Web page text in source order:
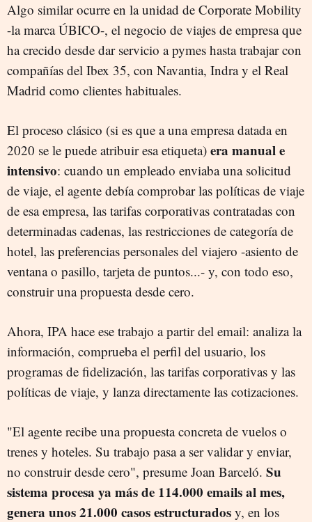
Algo similar ocurre en la unidad de Corporate Mobility
-la marca ÚBICO-, el negocio de viajes de empresa que
ha crecido desde dar servicio a pymes hasta trabajar con
compañías del Ibex 35, con Navantia, Indra y el Real
Madrid como clientes habituales.
El proceso clásico (si es que a una empresa datada en
2020 se le puede atribuir esa etiqueta) era manual e
intensivo: cuando un empleado enviaba una solicitud
de viaje, el agente debía comprobar las políticas de viaje
de esa empresa, las tarifas corporativas contratadas con
determinadas cadenas, las restricciones de categoría de
hotel, las preferencias personales del viajero -asiento de
ventana o pasillo, tarjeta de puntos...- y, con todo eso,
construir una propuesta desde cero.
Ahora, IPA hace ese trabajo a partir del email: analiza la
información, comprueba el perfil del usuario, los
programas de fidelización, las tarifas corporativas y las
políticas de viaje, y lanza directamente las cotizaciones.
"El agente recibe una propuesta concreta de vuelos o
trenes y hoteles. Su trabajo pasa a ser validar y enviar,
no construir desde cero", presume Joan Barceló. Su
sistema procesa ya más de 114.000 emails al mes,
genera unos 21.000 casos estructurados y, en los